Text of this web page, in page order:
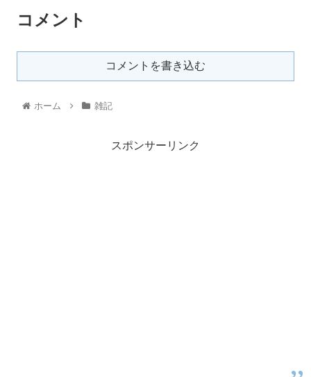
コメント
コメントを書き込む
ホーム 雑記
スポンサーリンク